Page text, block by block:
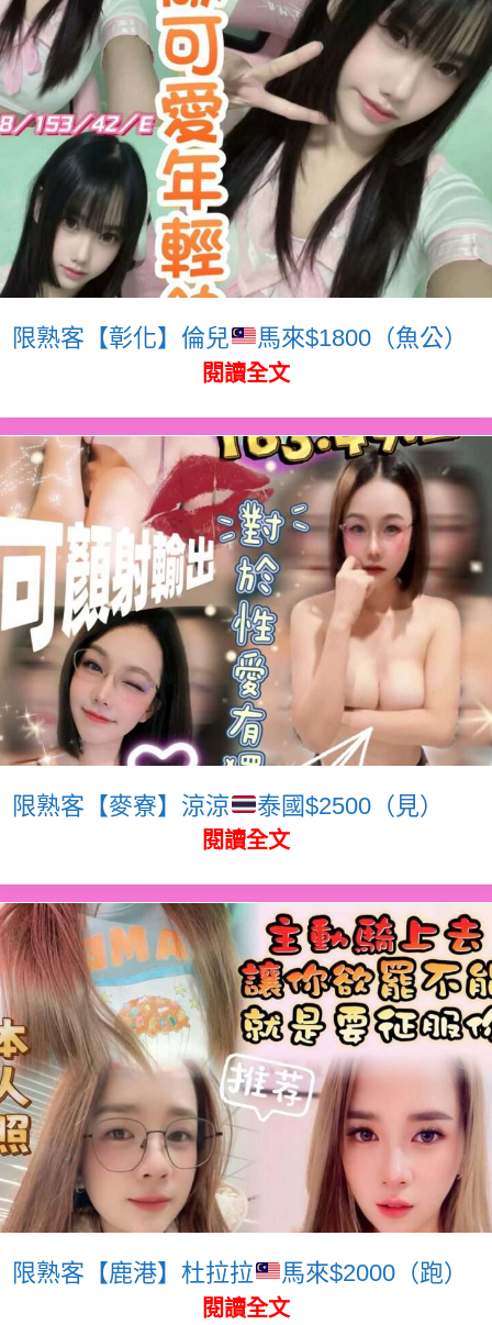
限熟客【彰化】倫兒 馬來$1800（魚公）
閱讀全文
限熟客【麥寮】涼涼 泰國$2500（見）
閱讀全文
限熟客【鹿港】杜拉拉 馬來$2000（跑）
閱讀全文